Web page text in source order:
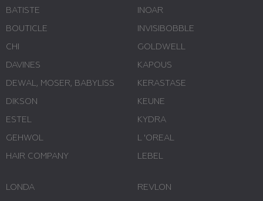
BATISTE
BOUTICLE
CHI
DAVINES
DEWAL, MOSER, BABYLISS
DIKSON
ESTEL
GEHWOL
HAIR COMPANY
INOAR
INVISIBOBBLE
GOLDWELL
KAPOUS
KERASTASE
KEUNE
KYDRA
L 'ОREAL
LEBEL
LONDA REVLON